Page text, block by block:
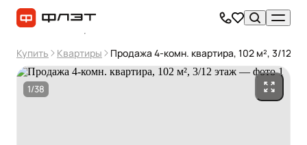
Купить Квартиры Продажа 4-комн. квартира, 102 м², 3/12
1/38